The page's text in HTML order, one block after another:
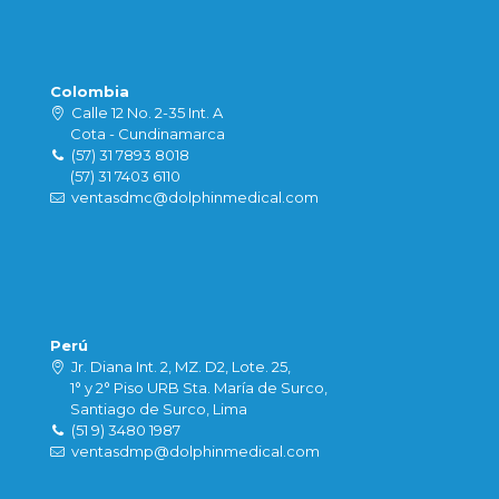
Colombia
Calle 12 No. 2-35 Int. A
Cota - Cundinamarca
(57) 31 7893 8018
(57) 31 7403 6110
ventasdmc@dolphinmedical.com
Perú
Jr. Diana Int. 2, MZ. D2, Lote. 25,
1° y 2° Piso URB Sta. María de Surco,
Santiago de Surco, Lima
(51 9) 3480 1987
ventasdmp@dolphinmedical.com